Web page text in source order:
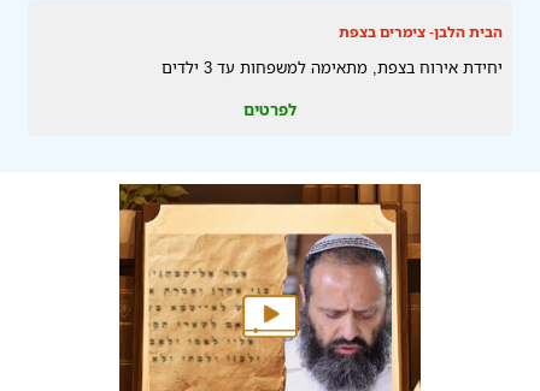
הבית הלבן- צימרים בצפת
יחידת אירוח בצפת, מתאימה למשפחות עד 3 ילדים
לפרטים